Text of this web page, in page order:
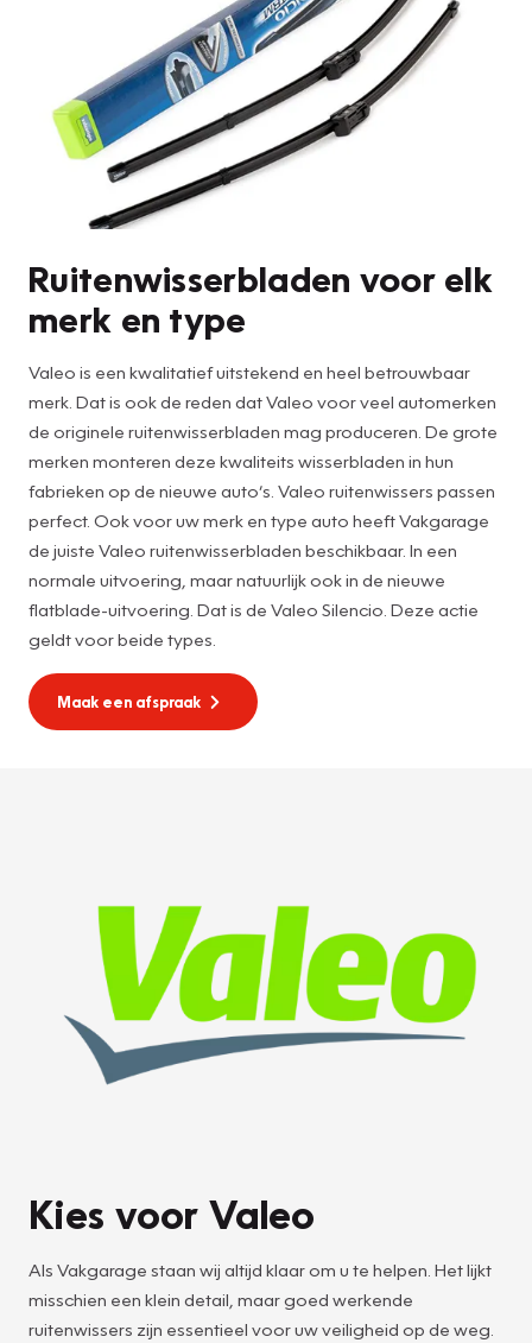
Ruitenwisserbladen voor elk
merk en type
Valeo is een kwalitatief uitstekend en heel betrouwbaar
merk. Dat is ook de reden dat Valeo voor veel automerken
de originele ruitenwisserbladen mag produceren. De grote
merken monteren deze kwaliteits wisserbladen in hun
fabrieken op de nieuwe auto’s. Valeo ruitenwissers passen
perfect. Ook voor uw merk en type auto heeft Vakgarage
de juiste Valeo ruitenwisserbladen beschikbaar. In een
normale uitvoering, maar natuurlijk ook in de nieuwe
flatblade-uitvoering. Dat is de Valeo Silencio. Deze actie
geldt voor beide types.
Maak een afspraak
Kies voor Valeo
Als Vakgarage staan wij altijd klaar om u te helpen. Het lijkt
misschien een klein detail, maar goed werkende
ruitenwissers zijn essentieel voor uw veiligheid op de weg.